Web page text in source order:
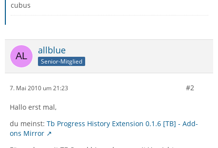
cubus
allblue
Senior-Mitglied
7. Mai 2010 um 21:23 #2
Hallo erst mal,
du meinst: Tb Progress History Extension 0.1.6 [TB] - Add-
ons Mirror